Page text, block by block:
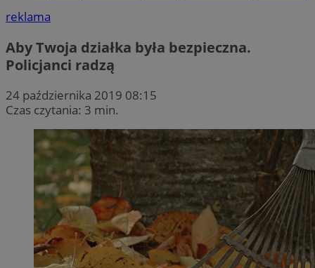
reklama
Aby Twoja działka była bezpieczna.
Policjanci radzą
24 października 2019 08:15
Czas czytania: 3 min.